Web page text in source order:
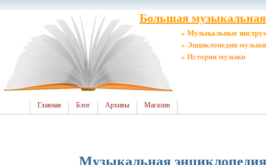
Большая
» Музыкальные
» Энциклопедия музыки
» История музыки
Главная Блог Архивы Магазин
Музыкальная